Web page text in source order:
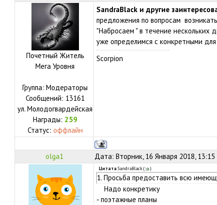
Почетный Житель
Мега Уровня
Группа: Модераторы
Сообщений: 13161
ул. Молодогвардейская
Награды: 259
Статус: оффлайн
SandraBlack и другие
предложения по вопросам
"Набросаем " в течение нескольких
уже определимся с конкретными
Scorpion
olga1 Дата: Вторник, 16 Января 2018,
Цитата SandraBlack( )
1. Просьба предоставить всю
Надо конкретику
- поэтажные планы